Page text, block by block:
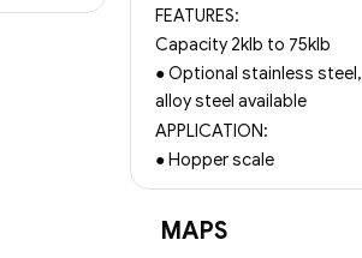
RS232,
FEATURES:
Capacity 2klb to 75klb
● Optional stainless steel,
alloy steel available
APPLICATION:
● Hopper scale
MAPS